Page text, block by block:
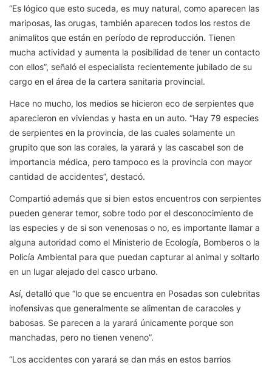
“Es lógico que esto suceda, es muy natural, como aparecen las
mariposas, las orugas, también aparecen todos los restos de
animalitos que están en período de reproducción. Tienen
mucha actividad y aumenta la posibilidad de tener un contacto
con ellos”, señaló el especialista recientemente jubilado de su
cargo en el área de la cartera sanitaria provincial.
Hace no mucho, los medios se hicieron eco de serpientes que
aparecieron en viviendas y hasta en un auto. “Hay 79 especies
de serpientes en la provincia, de las cuales solamente un
grupito que son las corales, la yarará y las cascabel son de
importancia médica, pero tampoco es la provincia con mayor
cantidad de accidentes”, destacó.
Compartió además que si bien estos encuentros con serpientes
pueden generar temor, sobre todo por el desconocimiento de
las especies y de si son venenosas o no, es importante llamar a
alguna autoridad como el Ministerio de Ecología, Bomberos o la
Policía Ambiental para que puedan capturar al animal y soltarlo
en un lugar alejado del casco urbano.
Así, detalló que “lo que se encuentra en Posadas son culebritas
inofensivas que generalmente se alimentan de caracoles y
babosas. Se parecen a la yarará únicamente porque son
manchadas, pero no tienen veneno”.
“Los accidentes con yarará se dan más en estos barrios